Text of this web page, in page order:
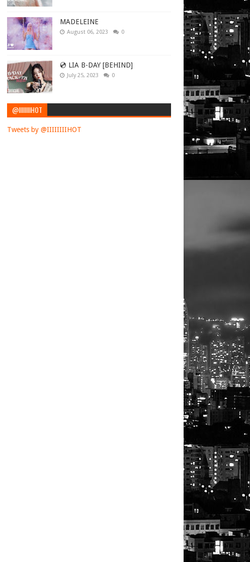
MADELEINE
August 06, 2023 0
💿 LIA B-DAY [BEHIND]
July 25, 2023 0
@IIIIIIIIHOT
Tweets by @IIIIIIIIHOT